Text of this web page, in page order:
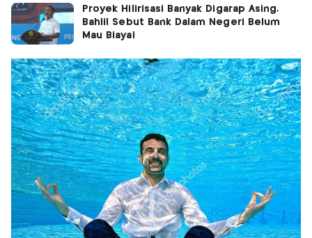
Proyek Hilirisasi Banyak Digarap Asing,
Bahlil Sebut Bank Dalam Negeri Belum
Mau Biayai